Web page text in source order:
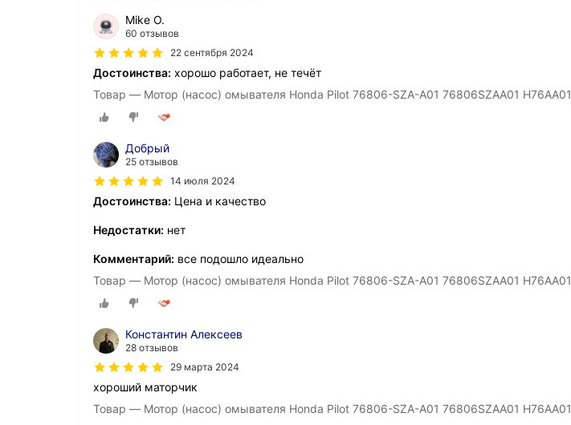
Mike O.
60 отзывов
22 сентября 2024
Достоинства: хорошо работает, не течёт
Товар — Мотор (насос) омывателя Honda Pilot 76806-SZA-A01 76806SZAA01 H76AA01
Добрый
25 отзывов
14 июля 2024
Достоинства: Цена и качество
Недостатки: нет
Комментарий: все подошло идеально
Товар — Мотор (насос) омывателя Honda Pilot 76806-SZA-A01 76806SZAA01 H76AA01
Константин Алексеев
28 отзывов
29 марта 2024
хороший маторчик
Товар — Мотор (насос) омывателя Honda Pilot 76806-SZA-A01 76806SZAA01 H76AA01